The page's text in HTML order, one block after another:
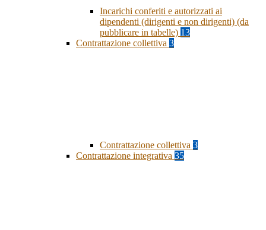
Incarichi conferiti e autorizzati ai
dipendenti (dirigenti e non dirigenti) (da
pubblicare in tabelle) 13
Contrattazione collettiva 3
Contrattazione collettiva 3
Contrattazione integrativa 35